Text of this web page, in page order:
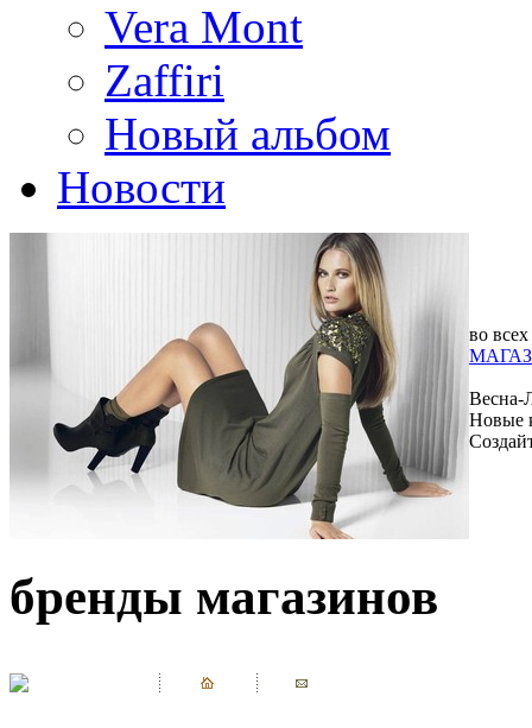
Vera Mont
Zaffiri
Новый альбом
Новости
во всех
Весна-
Новые
бренды магазинов